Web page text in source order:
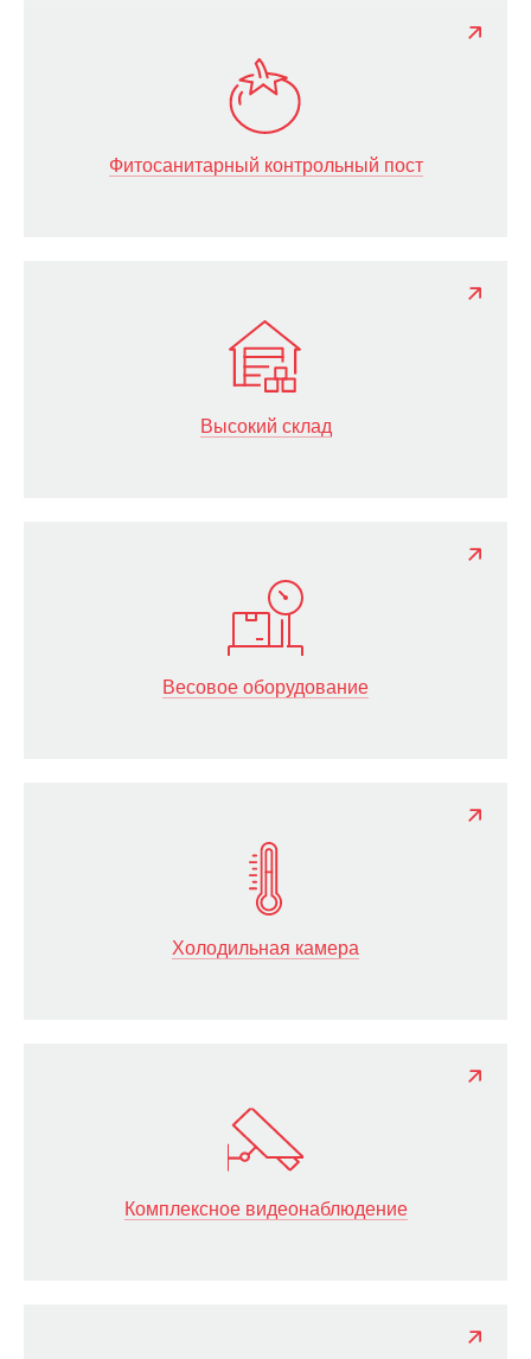
Фитосанитарный контрольный пост
Высокий склад
Весовое оборудование
Холодильная камера
Комплексное видеонаблюдение